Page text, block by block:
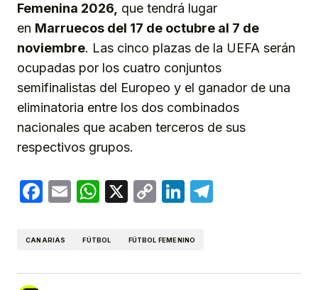
Femenina 2026, que tendrá lugar
en Marruecos del 17 de octubre al 7 de
noviembre. Las cinco plazas de la UEFA serán
ocupadas por los cuatro conjuntos
semifinalistas del Europeo y el ganador de una
eliminatoria entre los dos combinados
nacionales que acaben terceros de sus
respectivos grupos.
Facebook
EmailWhatsApp
X
CopyLinkedIn
CANARIAS FÚTBOL FÚTBOL FEMENINO